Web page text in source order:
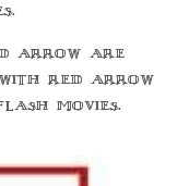
arrow are
with red arrow
movies.